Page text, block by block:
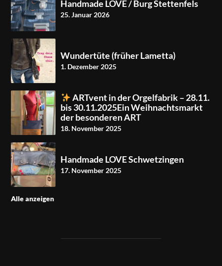
Handmade LOVE / Burg Stettenfels
25. Januar 2026
Wundertüte (früher Lametta)
1. Dezember 2025
ARTvent in der Orgelfabrik – 28.11.
bis 30.11.2025Ein Weihnachtsmarkt
der besonderen ART
18. November 2025
Handmade LOVE Schwetzingen
17. November 2025
Alle anzeigen